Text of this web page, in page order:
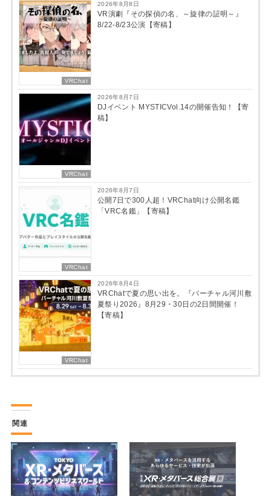
VRChat
2026年8月8日
VR演劇『その探偵の名、～旋律の証明～』
8/22-8/23公演【寄稿】
VRChat
2026年8月7日
DJイベント MYSTICVol.14の開催告知！【寄
稿】
VRChat
2026年8月7日
公開7日で300人超！VRChat向け公開名鑑
「VRC名鑑」【寄稿】
VRChat
2026年8月4日
VRChatで夏の思い出を。『バーチャル河川敷
夏祭り2026』8月29・30日の2日間開催！
【寄稿】
関連